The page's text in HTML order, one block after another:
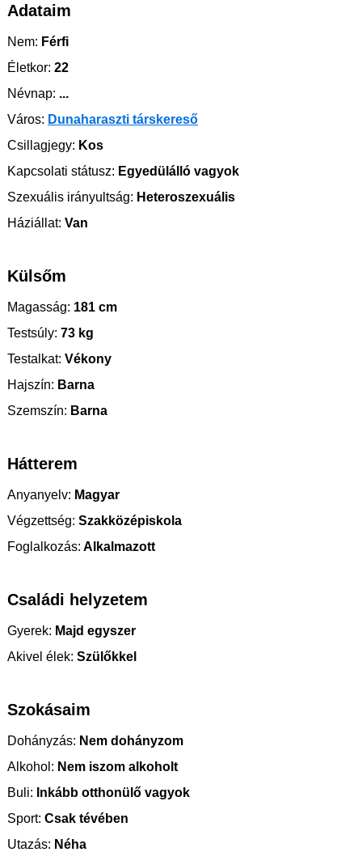
Adataim
Nem: Férfi
Életkor: 22
Névnap: ...
Város: Dunaharaszti társkereső
Csillagjegy: Kos
Kapcsolati státusz: Egyedülálló vagyok
Szexuális irányultság: Heteroszexuális
Háziállat: Van
Külsőm
Magasság: 181 cm
Testsúly: 73 kg
Testalkat: Vékony
Hajszín: Barna
Szemszín: Barna
Hátterem
Anyanyelv: Magyar
Végzettség: Szakközépiskola
Foglalkozás: Alkalmazott
Családi helyzetem
Gyerek: Majd egyszer
Akivel élek: Szülőkkel
Szokásaim
Dohányzás: Nem dohányzom
Alkohol: Nem iszom alkoholt
Buli: Inkább otthonülő vagyok
Sport: Csak tévében
Utazás: Néha